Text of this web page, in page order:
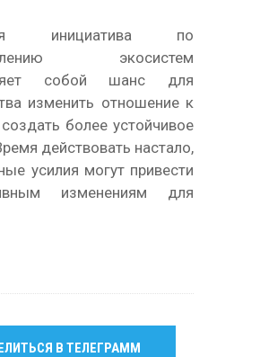
инициатива по
экосистем
собой шанс для
изменить отношение к
более устойчивое
действовать настало,
усилия могут привести
изменениям для
В ТЕЛЕГРАММ